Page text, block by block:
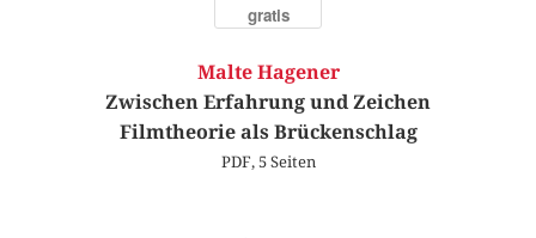
gratis
Malte Hagener
Zwischen Erfahrung und Zeichen
Filmtheorie als Brückenschlag
PDF, 5 Seiten